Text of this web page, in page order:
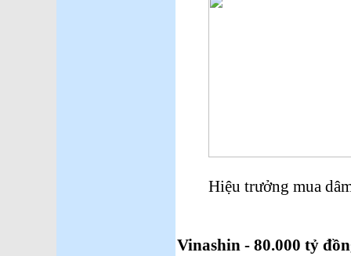
Hiệu trưởng mua
Vinashin - 80.000 tỷ